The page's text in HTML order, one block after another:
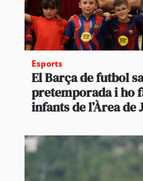
Esports
El Barça de futbol
pretemporada i ho
infants de l’Àrea de